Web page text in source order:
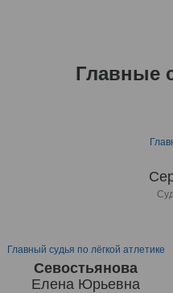
Главные
Главный судья по лёгкой атлетике
Севостьянова
Елена Юрьевна